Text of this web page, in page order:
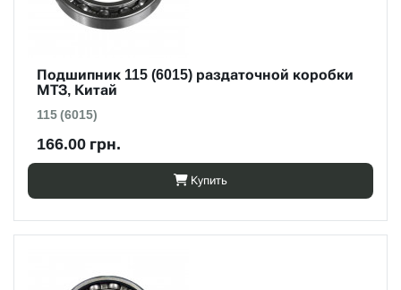
Подшипник 115 (6015) раздаточной коробки
МТЗ, Китай
115 (6015)
166.00 грн.
Купить